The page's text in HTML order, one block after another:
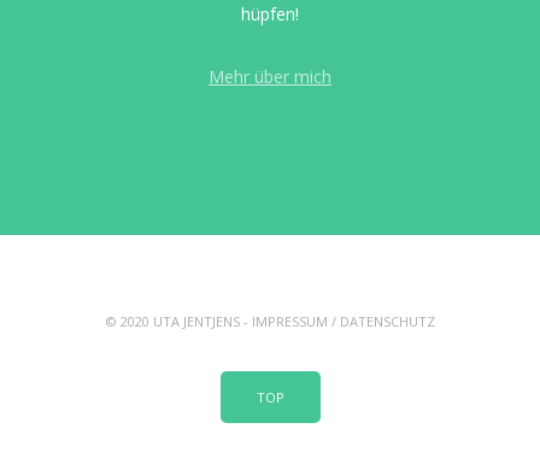
hüpfen!
Mehr über mich
© 2020 UTA JENTJENS - IMPRESSUM / DATENSCHUTZ
TOP